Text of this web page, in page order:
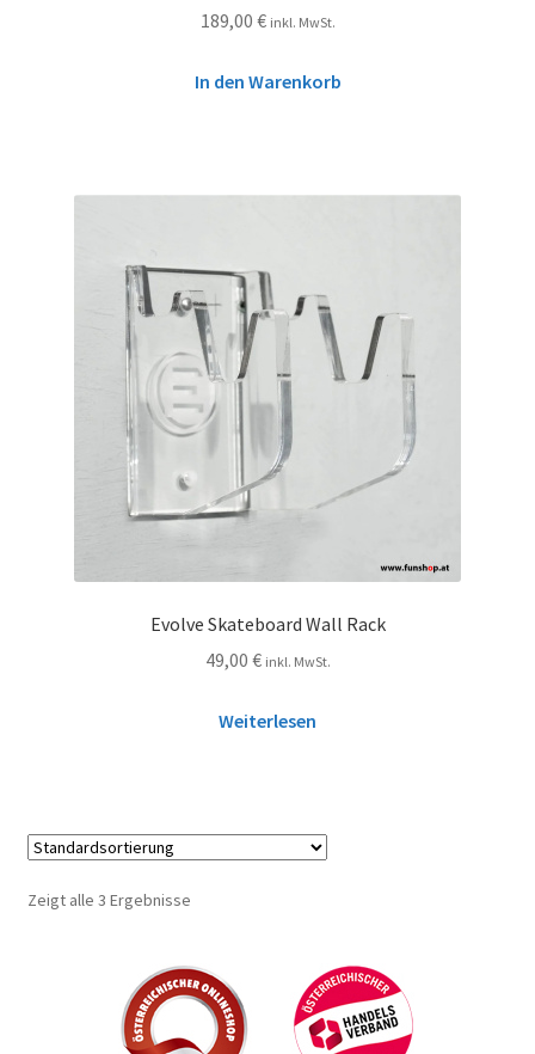
189,00 € inkl. MwSt.
In den Warenkorb
Evolve Skateboard Wall Rack
49,00 € inkl. MwSt.
Weiterlesen
Zeigt alle 3 Ergebnisse